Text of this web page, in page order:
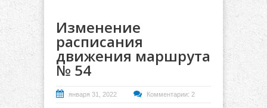
Изменение
расписания
движения маршрута
№ 54
января 31, 2022 Комментарии: 2